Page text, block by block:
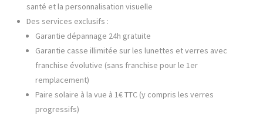
santé et la personnalisation visuelle
Des services exclusifs :
Garantie dépannage 24h gratuite
Garantie casse illimitée sur les lunettes et verres avec
franchise évolutive (sans franchise pour le 1er
remplacement)
Paire solaire à la vue à 1€ TTC (y compris les verres
progressifs)